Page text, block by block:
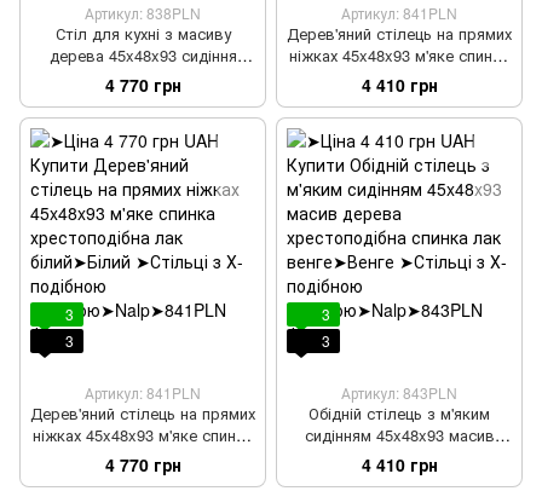
Артикул: 838PLN
Стіл для кухні з масиву
дерева 45x48x93 сидіння
м'яке спинка хрестоподібна
лак білий
4 770 грн
Артикул: 841PLN
Дерев'яний стілець на прямих
ніжках 45x48x93 м'яке спинка
хрестоподібна лак венге
4 410 грн
3
3
Артикул: 841PLN
Дерев'яний стілець на прямих
ніжках 45x48x93 м'яке спинка
хрестоподібна лак білий
4 770 грн
3
3
Артикул: 843PLN
Обідній стілець з м'яким
сидінням 45x48x93 масив
дерева хрестоподібна спинка
лак венге
4 410 грн